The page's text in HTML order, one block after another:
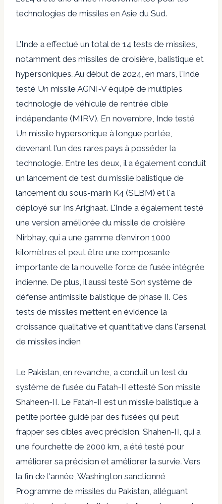
technologies de missiles en Asie du Sud.
L'Inde a effectué un total de 14 tests de missiles,
notamment des missiles de croisière, balistique et
hypersoniques. Au début de 2024, en mars, l'Inde
testé Un missile AGNI-V équipé de multiples
technologie de véhicule de rentrée cible
indépendante (MIRV). En novembre, Inde testé
Un missile hypersonique à longue portée,
devenant l'un des rares pays à posséder la
technologie. Entre les deux, il a également conduit
un lancement de test du missile balistique de
lancement du sous-marin K4 (SLBM) et l'a
déployé sur Ins Arighaat. L'Inde a également testé
une version améliorée du missile de croisière
Nirbhay, qui a une gamme d'environ 1000
kilomètres et peut être une composante
importante de la nouvelle force de fusée intégrée
indienne. De plus, il aussi testé Son système de
défense antimissile balistique de phase II. Ces
tests de missiles mettent en évidence la
croissance qualitative et quantitative dans l'arsenal
de missiles indien
Le Pakistan, en revanche, a conduit un test du
système de fusée du Fatah-II ettesté Son missile
Shaheen-II. Le Fatah-II est un missile balistique à
petite portée guidé par des fusées qui peut
frapper ses cibles avec précision. Shahen-II, qui a
une fourchette de 2000 km, a été testé pour
améliorer sa précision et améliorer la survie. Vers
la fin de l'année, Washington sanctionné
Programme de missiles du Pakistan, alléguant